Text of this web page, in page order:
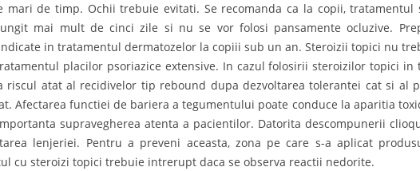
mari de timp. Ochii trebuie evitati. Se recomanda ca la copii, tratamentul
mai mult de cinci zile si nu se vor folosi pansamente ocluzive.
in tratamentul dermatozelor la copiii sub un an. Steroizii topici nu
placilor psoriazice extensive. In cazul folosirii steroizilor topici in
riscul atat al recidivelor tip rebound dupa dezvoltarea tolerantei cat si al
Afectarea functiei de bariera a tegumentului poate conduce la aparitia
supravegherea atenta a pacientilor. Datorita descompunerii
lenjeriei. Pentru a preveni aceasta, zona pe care s-a aplicat
cu steroizi topici trebuie intrerupt daca se observa reactii nedorite.